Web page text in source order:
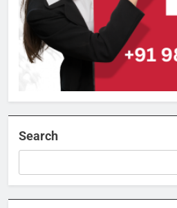
Search